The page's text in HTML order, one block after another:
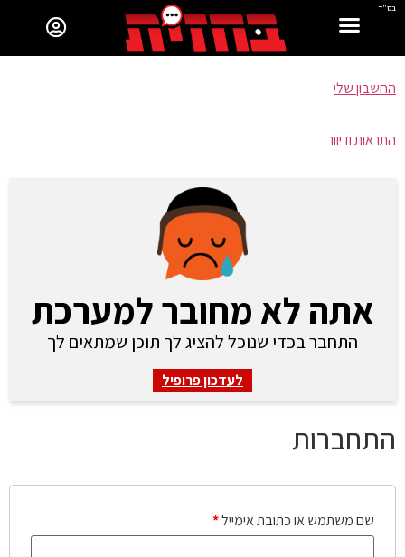
בס"ד
החשבון שלי
התראות ודיוור
אתה לא מחובר למערכת
התחבר בכדי שנוכל להציג לך תוכן שמתאים לך
לעדכון פרופיל
התחברות
שם משתמש או כתובת אימייל*